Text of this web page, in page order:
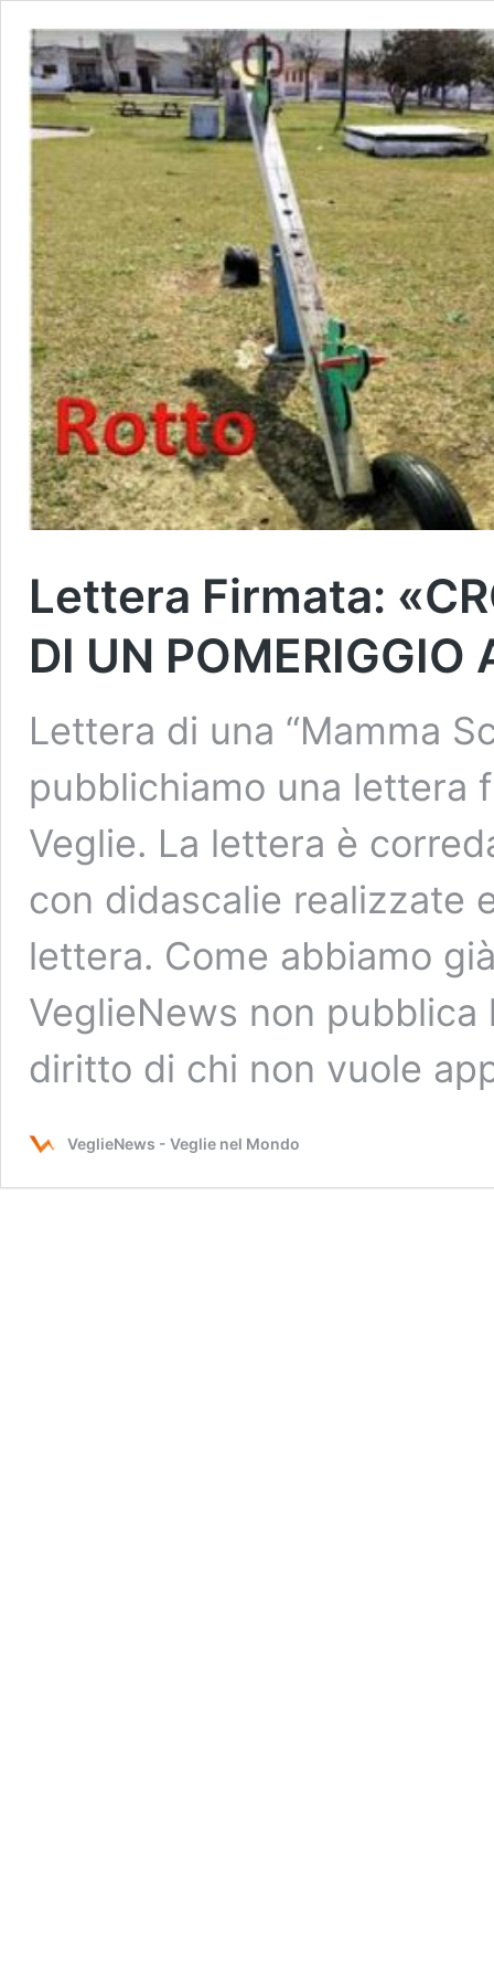
Lettera Firmata:
DI UN POMERIGGIO
Lettera di una “Mamma
pubblichiamo una lettera
Veglie. La lettera è
con didascalie realizzate
lettera. Come abbiamo
VeglieNews non
diritto di chi non vuole
VeglieNews - Veglie nel Mondo